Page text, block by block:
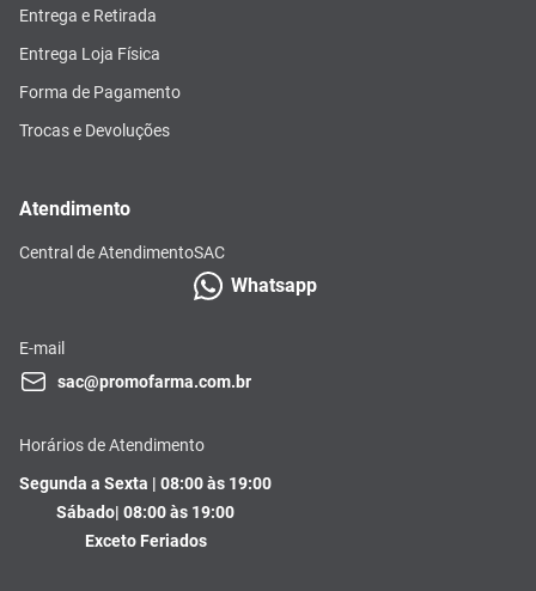
Entrega e Retirada
Entrega Loja Física
Forma de Pagamento
Trocas e Devoluções
Atendimento
Central de AtendimentoSAC
Whatsapp
E-mail
sac@promofarma.com.br
Horários de Atendimento
Segunda a Sexta | 08:00 às 19:00
Sábado| 08:00 às 19:00
Exceto Feriados